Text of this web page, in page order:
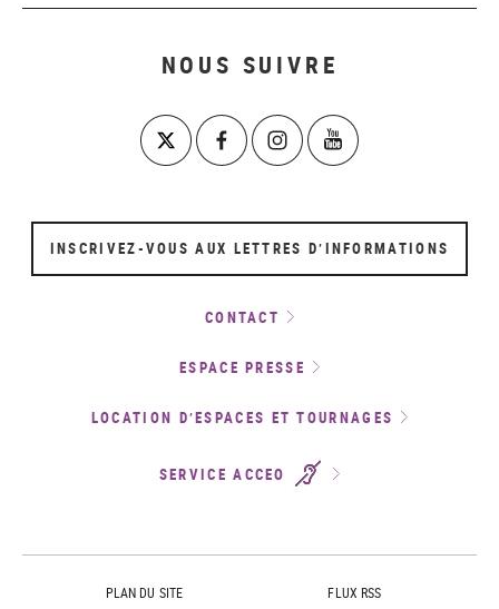
NOUS SUIVRE
INSCRIVEZ-VOUS AUX LETTRES D’INFORMATIONS
CONTACT
ESPACE PRESSE
LOCATION D’ESPACES ET TOURNAGES
SERVICE ACCEO
PLAN DU SITE FLUX RSS